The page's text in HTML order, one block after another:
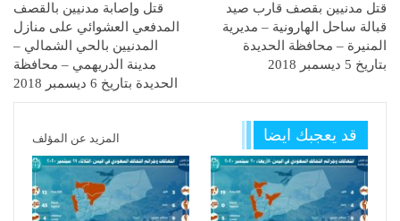
قتل مدنيين بقصف قارب صيد
قبالة ساحل الهارونية – مديرية
المنيرة – محافظة الحديدة
بتاريخ 5 ديسمبر 2018
قتل وإصابة مدنيين بالقصف
المدفعي العشوائي على منازل
المدنيين بالحي الشمالي –
مدينة الدريهمي – محافظة
الحديدة بتاريخ 6 ديسمبر 2018
قد يعجبك ايضا المزيد عن المؤلف